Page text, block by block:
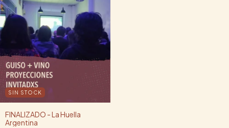
SIN STOCK
FINALIZADO - La Huella
Argentina